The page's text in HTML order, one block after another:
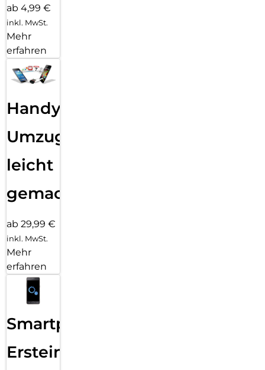
ab 4,99 €
inkl. MwSt.
Mehr
erfahren
Handy
Umzug
leicht
gemacht!
ab 29,99 €
inkl. MwSt.
Mehr
erfahren
Smartphone
Ersteinrichtung